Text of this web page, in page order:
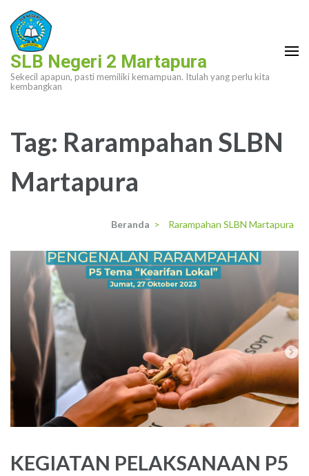
Lompat
ke
konten
(Tekan
Enter)
SLB Negeri 2 Martapura
Sekecil apapun, pasti memiliki kemampuan. Itulah yang perlu kita
kembangkan
Tag: Rarampahan SLBN
Martapura
Beranda > Rarampahan SLBN Martapura
KEGIATAN PELAKSANAAN P5